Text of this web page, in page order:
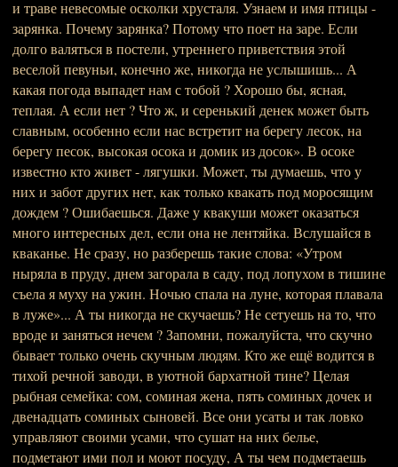
и траве невесомые осколки хрусталя. Узнаем и имя птицы -
зарянка. Почему зарянка? Потому что поет на заре. Если
долго валяться в постели, утреннего приветствия этой
веселой певуньи, конечно же, никогда не услышишь... А
какая погода выпадет нам с тобой ? Хорошо бы, ясная,
теплая. А если нет ? Что ж, и серенький денек может быть
славным, особенно если нас встретит на берегу лесок, на
берегу песок, высокая осока и домик из досок». В осоке
известно кто живет - лягушки. Может, ты думаешь, что у
них и забот других нет, как только квакать под моросящим
дождем ? Ошибаешься. Даже у квакуши может оказаться
много интересных дел, если она не лентяйка. Вслушайся в
кваканье. Не сразу, но разберешь такие слова: «Утром
ныряла в пруду, днем загорала в саду, под лопухом в тишине
съела я муху на ужин. Ночью спала на луне, которая плавала
в луже»... А ты никогда не скучаешь? Не сетуешь на то, что
вроде и заняться нечем ? Запомни, пожалуйста, что скучно
бывает только очень скучным людям. Кто же ещё водится в
тихой речной заводи, в уютной бархатной тине? Целая
рыбная семейка: сом, соминая жена, пять соминых дочек и
двенадцать соминых сыновей. Все они усаты и так ловко
управляют своими усами, что сушат на них белье,
подметают ими пол и моют посуду, А ты чем подметаешь